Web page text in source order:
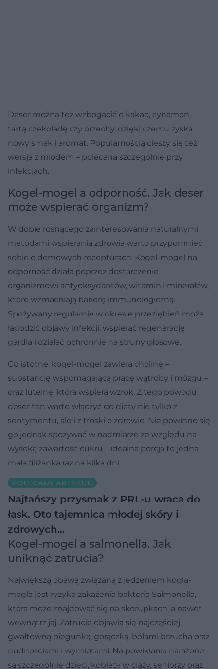
Deser można też wzbogacić o kakao, cynamon,
tartą czekoladę czy orzechy, dzięki czemu zyska
nowy smak i aromat. Popularnością cieszy się też
wersja z miodem – polecana szczególnie przy
infekcjach.
Kogel-mogel a odporność. Jak deser
może wspierać organizm?
W dobie rosnącego zainteresowania naturalnymi
metodami wspierania zdrowia warto przypomnieć
sobie o domowych recepturach. Kogel-mogel na
odporność działa poprzez dostarczenie
organizmowi antyoksydantów, witamin i minerałów,
które wzmacniają barierę immunologiczną.
Spożywany regularnie w okresie przeziębień może
łagodzić objawy infekcji, wspierać regenerację
gardła i działać ochronnie na struny głosowe.
Co istotne, kogel-mogel zawiera cholinę –
substancję wspomagającą pracę wątroby i mózgu –
oraz luteinę, która wspiera wzrok. Z tego powodu
deser ten warto włączyć do diety nie tylko z
sentymentu, ale i z troski o zdrowie. Nie powinno się
go jednak spożywać w nadmiarze ze względu na
wysoką zawartość cukru – idealna porcja to jedna
mała filiżanka raz na kilka dni.
POLECANY ARTYKUŁ:
Najtańszy przysmak z PRL-u wraca do
łask. Oto tajemnica młodej skóry i
zdrowych…
Kogel-mogel a salmonella. Jak
uniknąć zatrucia?
Największą obawą związaną z jedzeniem kogla-
mogla jest ryzyko zakażenia bakterią Salmonella,
która może znajdować się na skorupkach, a nawet
wewnątrz jaj. Zatrucie objawia się najczęściej
gwałtowną biegunką, gorączką, bólami brzucha oraz
nudnościami i wymiotami. Na powikłania narażone
są szczególnie dzieci, kobiety w ciąży, seniorzy oraz